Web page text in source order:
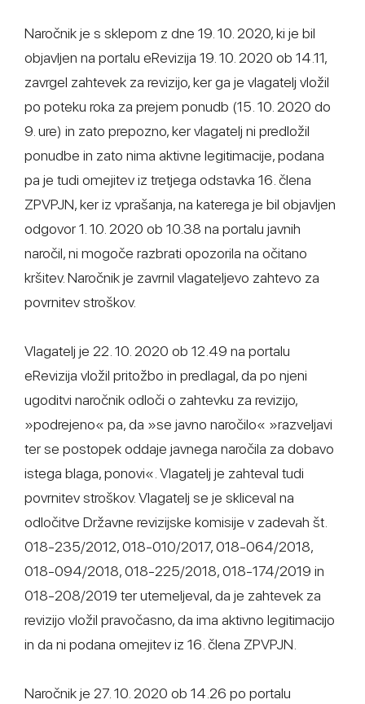
Naročnik je s sklepom z dne 19. 10. 2020, ki je bil
objavljen na portalu eRevizija 19. 10. 2020 ob 14.11,
zavrgel zahtevek za revizijo, ker ga je vlagatelj vložil
po poteku roka za prejem ponudb (15. 10. 2020 do
9. ure) in zato prepozno, ker vlagatelj ni predložil
ponudbe in zato nima aktivne legitimacije, podana
pa je tudi omejitev iz tretjega odstavka 16. člena
ZPVPJN, ker iz vprašanja, na katerega je bil objavljen
odgovor 1. 10. 2020 ob 10.38 na portalu javnih
naročil, ni mogoče razbrati opozorila na očitano
kršitev. Naročnik je zavrnil vlagateljevo zahtevo za
povrnitev stroškov.
Vlagatelj je 22. 10. 2020 ob 12.49 na portalu
eRevizija vložil pritožbo in predlagal, da po njeni
ugoditvi naročnik odloči o zahtevku za revizijo,
»podrejeno« pa, da »se javno naročilo« »razveljavi
ter se postopek oddaje javnega naročila za dobavo
istega blaga, ponovi«. Vlagatelj je zahteval tudi
povrnitev stroškov. Vlagatelj se je skliceval na
odločitve Državne revizijske komisije v zadevah št.
018-235/2012, 018-010/2017, 018-064/2018,
018-094/2018, 018-225/2018, 018-174/2019 in
018-208/2019 ter utemeljeval, da je zahtevek za
revizijo vložil pravočasno, da ima aktivno legitimacijo
in da ni podana omejitev iz 16. člena ZPVPJN.
Naročnik je 27. 10. 2020 ob 14.26 po portalu